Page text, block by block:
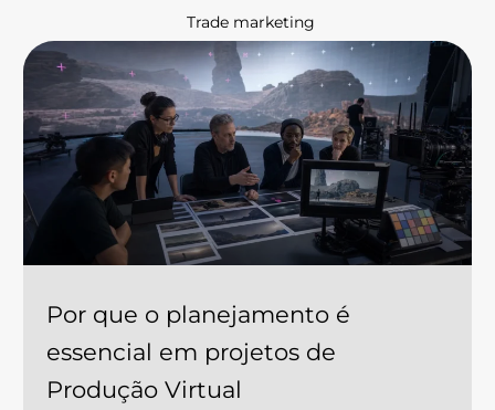
Trade marketing
Por que o planejamento é
essencial em projetos de
Produção Virtual